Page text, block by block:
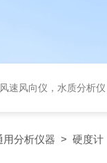
速风向仪，水质分析
用分析仪器 > 硬度计